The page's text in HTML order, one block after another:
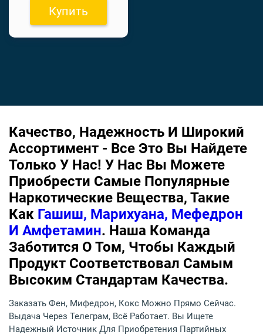
Купить
Качество, Надежность И Широкий
Ассортимент - Все Это Вы Найдете
Только У Нас! У Нас Вы Можете
Приобрести Самые Популярные
Наркотические Вещества, Такие
Как Гашиш, Марихуана, Мефедрон
И Амфетамин. Наша Команда
Заботится О Том, Чтобы Каждый
Продукт Соответствовал Самым
Высоким Стандартам Качества.
Заказать Фен, Мифедрон, Кокс Можно Прямо Сейчас.
Выдача Через Телеграм, Всё Работает. Вы Ищете
Надежный Источник Для Приобретения Партийных